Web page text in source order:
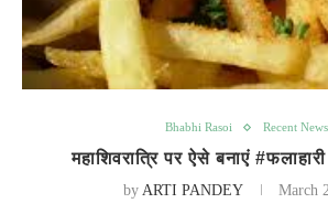
Bhabhi Rasoi Recent News
महाशिवरात्रि पर ऐसे बनाएं
by ARTI PANDEY March